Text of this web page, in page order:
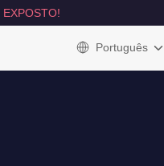
EXPOSTO!
Português